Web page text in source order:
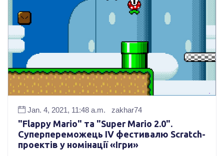
Jan. 4, 2021, 11:48 a.m. zakhar74
"Flappy Mario" та "Super Mario 2.0".
Суперпереможець ІV фестивалю Scrаtch-
проектів у номінації «Ігри»